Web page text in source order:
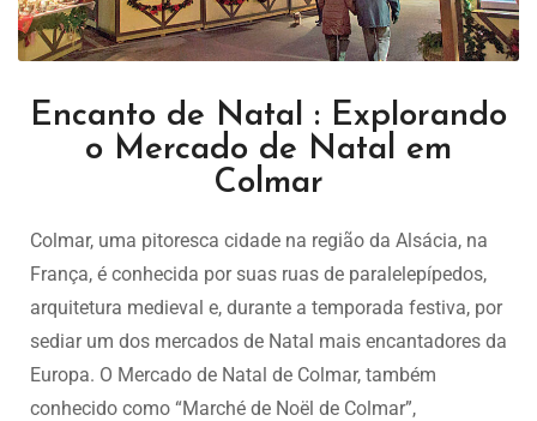
Encanto de Natal : Explorando
o Mercado de Natal em
Colmar
Colmar, uma pitoresca cidade na região da Alsácia, na
França, é conhecida por suas ruas de paralelepípedos,
arquitetura medieval e, durante a temporada festiva, por
sediar um dos mercados de Natal mais encantadores da
Europa. O Mercado de Natal de Colmar, também
conhecido como “Marché de Noël de Colmar”,